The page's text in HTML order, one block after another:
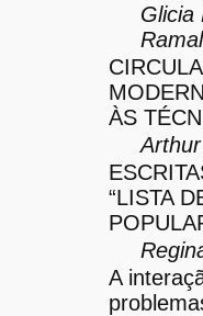
Glicia
ÀS
“LISTA
A